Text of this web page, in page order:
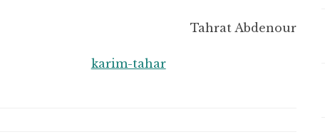
Tahrat Abdenour